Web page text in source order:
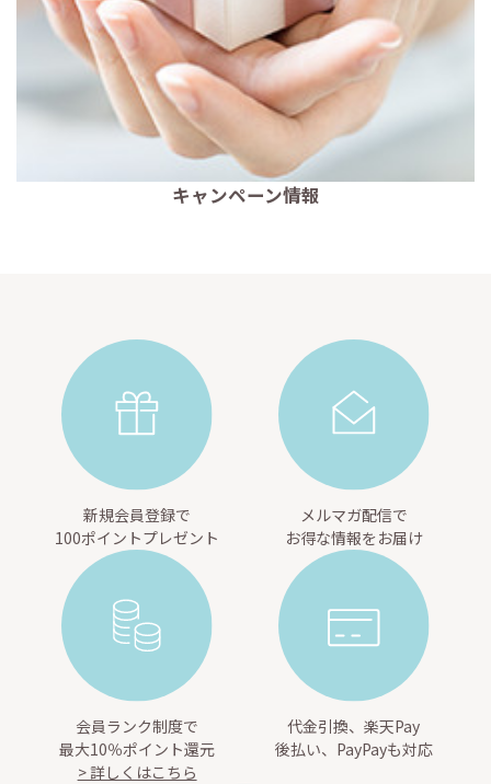
キャンペーン情報
新規会員登録で
100ポイントプレゼント
メルマガ配信で
お得な情報をお届け
会員ランク制度で
最大10％ポイント還元
> 詳しくはこちら
代金引換、楽天Pay
後払い、PayPayも対応